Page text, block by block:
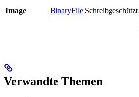
Image BinaryFile Schreibgeschützt
Verwandte Themen